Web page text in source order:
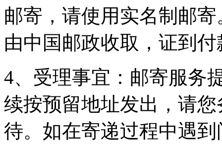
邮寄，请使用实名制邮
由中国邮政收取，证到付
4、受理事宜：邮寄服务
续按预留地址发出，请
待。如在寄递过程中遇